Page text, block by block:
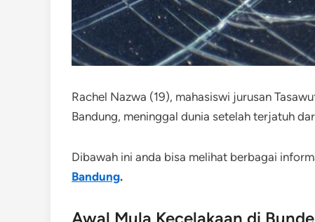
Rachel Nazwa (19), mahasiswi jurusan
Bandung, meninggal dunia setelah terjatuh
Dibawah ini anda bisa melihat berbagai
Bandung.
Awal Mula Kecelakaan di